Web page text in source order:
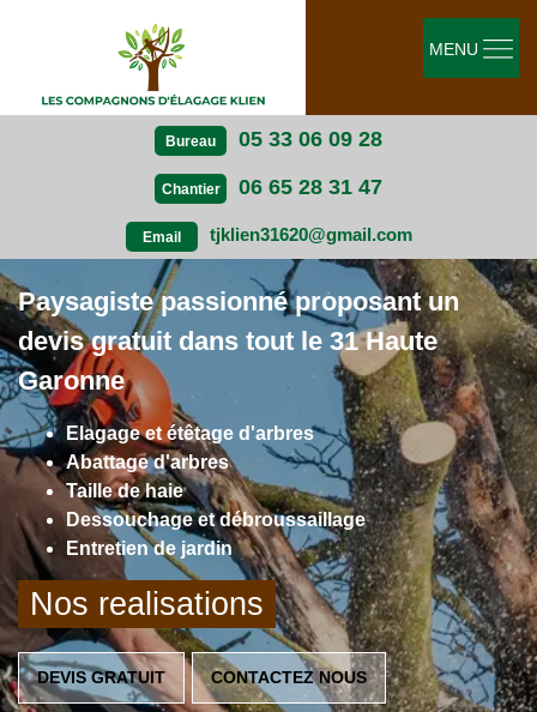
Bureau 05 33 06 09 28
Chantier 06 65 28 31 47
Email tjklien31620@gmail.com
MENU
Paysagiste passionné proposant un
devis gratuit dans tout le 31 Haute
Garonne
Elagage et étêtage d'arbres
Abattage d'arbres
Taille de haie
Dessouchage et débroussaillage
Entretien de jardin
Nos realisations
DEVIS GRATUIT CONTACTEZ NOUS